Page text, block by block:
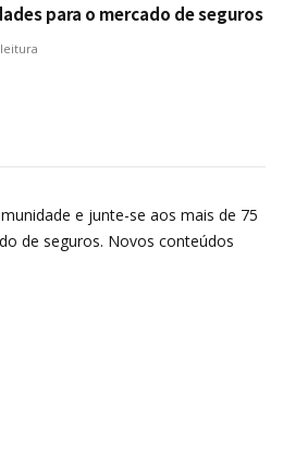
para o mercado de seguros
e prevenção
e junte-se aos mais de 75
de seguros. Novos conteúdos